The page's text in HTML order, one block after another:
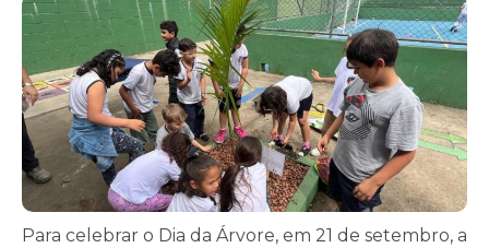
Para celebrar o Dia da Árvore, em 21 de setembro, a